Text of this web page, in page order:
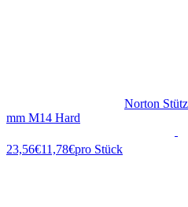
Norton
mm M14 Hard
11,78€pro Stück